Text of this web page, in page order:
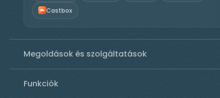
Castbox
Megoldások és szolgáltatások
Funkciók